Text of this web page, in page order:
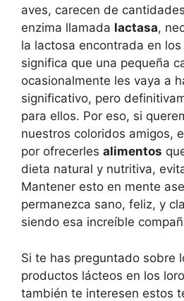
aves, carecen de
enzima llamada lactasa,
la lactosa encontrada en
significa que una pequeña
ocasionalmente les vaya a
significativo, pero
para ellos. Por eso, si
nuestros coloridos amigos,
por ofrecerles alimentos
dieta natural y nutritiva,
Mantener esto en mente
permanezca sano, feliz, y
siendo esa increíble
Si te has preguntado sobre
productos lácteos en los
también te interesen estos